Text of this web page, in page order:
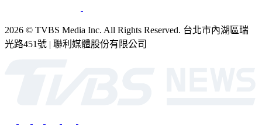
2026 © TVBS Media Inc. All Rights Reserved. 台北市內湖區瑞
光路451號 | 聯利媒體股份有限公司